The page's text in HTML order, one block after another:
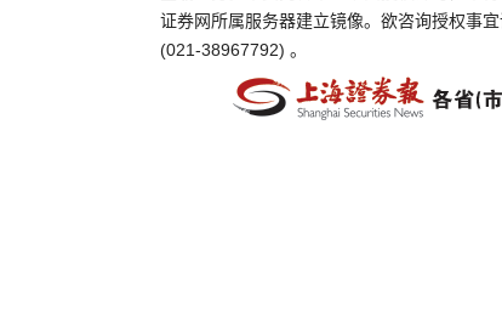
证券网所属服务器建立镜像。欲咨询授权事
(021-38967792) 。